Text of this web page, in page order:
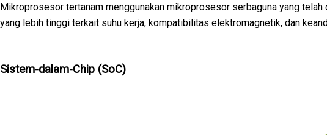
Mikroprosesor tertanam menggunakan mikroprosesor serbaguna yang
yang lebih tinggi terkait suhu kerja, kompatibilitas elektromagnetik, dan
Sistem-dalam-Chip (SoC)